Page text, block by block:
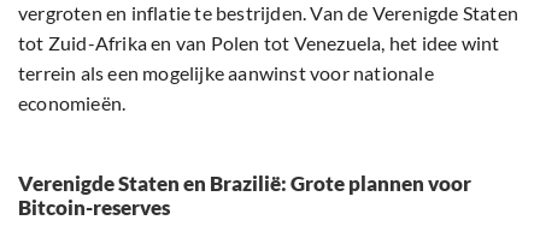
vergroten en inflatie te bestrijden. Van de Verenigde Staten
tot Zuid-Afrika en van Polen tot Venezuela, het idee wint
terrein als een mogelijke aanwinst voor nationale
economieën.
Verenigde Staten en Brazilië: Grote plannen voor
Bitcoin-reserves